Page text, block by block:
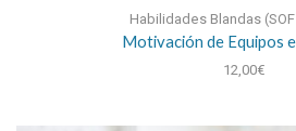
Habilidades Blandas
Motivación de Equipos
12,00€